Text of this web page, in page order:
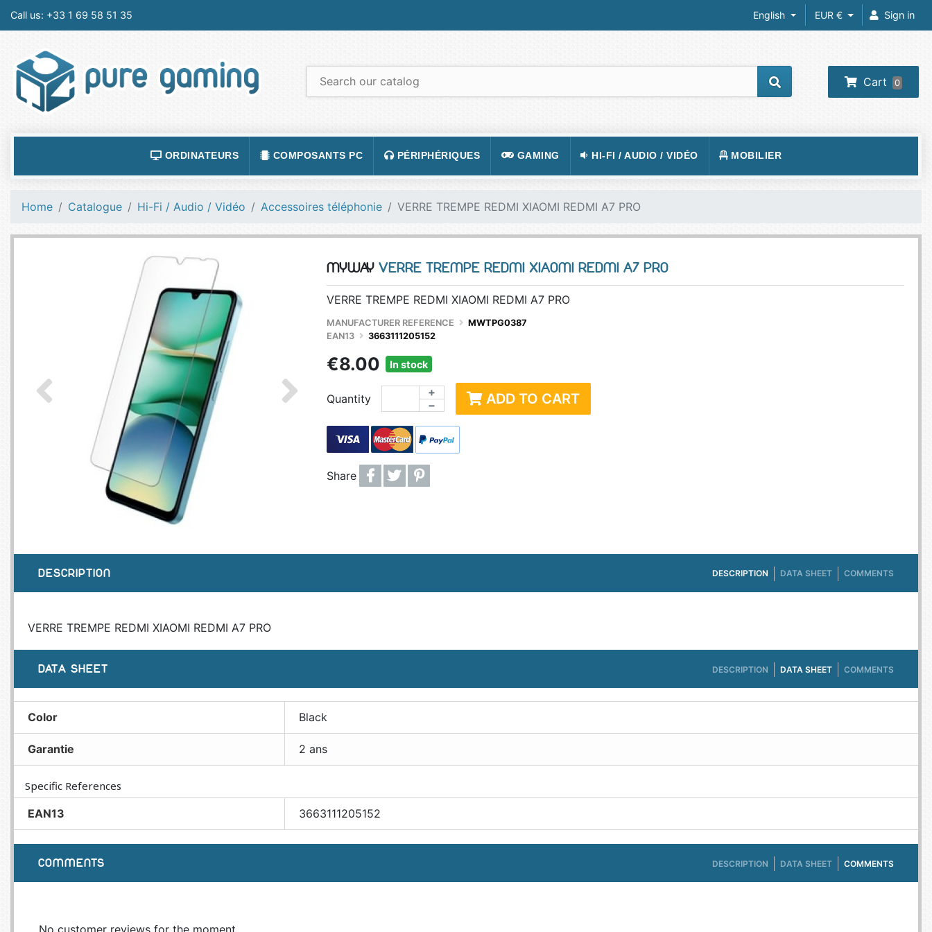
Call us: +33 1 69 58 51 35 English EUR € Sign in
Cart 0
ORDINATEURS
ACCESSOIRES ORDINATEURS PORTABLES
LOGICIELS
TABLETTES
SERVEURS
BAGAGERIE
COMPOSANTS PC
ALIMENTATION
CARTE MÈRE
CARTE SON
CONNECTIQUES
DISQUE DUR
MÉMOIRE VIVE
REFROIDISSEMENT WATERCOOLING
PÉRIPHÉRIQUES
CLAVIER
TAPIS DE SOURIS
ÉCRAN
ENCEINTES / HAUTS-PARLEURS
ACCESSOIRES STREAMING
WEBCAM
ROUTEUR, WIFI, RÉSEAU
ACCESSOIRES ET ADAPTATEURS RÉSEAUX
GAMING
CONSOLE
FIGURINES JEU
LUNETTES POUR JOUEURS
PRODUITS DÉRIVÉS
HI-FI / AUDIO / VIDÉO
APPAREIL PHOTO
VIDÉO-PROJECTEUR
MOBILIER
Home Catalogue Hi-Fi / Audio / Vidéo Accessoires téléphonie VERRE TREMPE REDMI XIAOMI REDMI A7 PRO
MYWAY VERRE TREMPE REDMI XIAOMI REDMI A7 PRO
VERRE TREMPE REDMI XIAOMI REDMI A7 PRO
MANUFACTURER REFERENCE
MWTPG0387
EAN13
3663111205152
€8.00 In stock
Quantity −
+ ADD TO CART
Share
DESCRIPTION DESCRIPTION DATA SHEET COMMENTS
VERRE TREMPE REDMI XIAOMI REDMI A7 PRO
DATA SHEET DESCRIPTION DATA SHEET COMMENTS
Color Black
Garantie 2 ans
Specific References
EAN13
3663111205152
COMMENTS DESCRIPTION DATA SHEET COMMENTS
No customer reviews for the moment.